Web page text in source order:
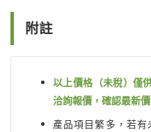
附註
以上價格（未稅）僅
洽詢報價，確認最新價
產品項目繁多，若